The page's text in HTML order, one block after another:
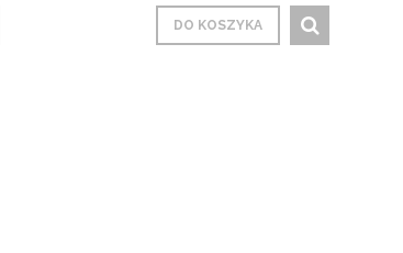
DO KOSZYKA